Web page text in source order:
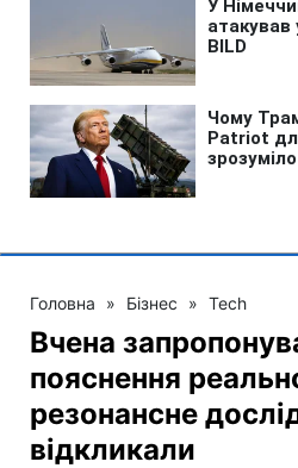
Головна » Бізнес » Tech
Вчена
пояснення
резонансне
відкликали